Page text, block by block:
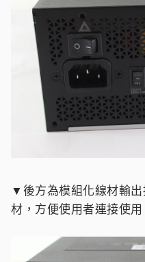
▼後方為模組化線材輸
材，方便使用者連接使用